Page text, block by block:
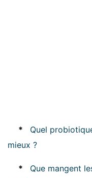
*
Quel
mieux ?
*
Que mangent